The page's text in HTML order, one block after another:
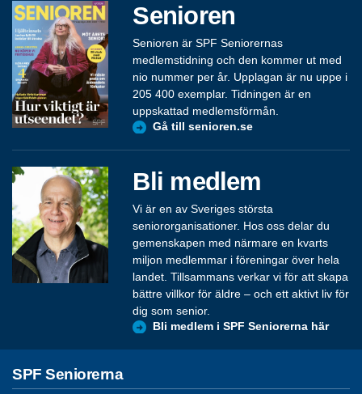
Senioren
Senioren är SPF Seniorernas
medlemstidning och den kommer ut med
nio nummer per år. Upplagan är nu uppe i
205 400 exemplar. Tidningen är en
uppskattad medlemsförmån.
Gå till senioren.se
Bli medlem
Vi är en av Sveriges största
seniororganisationer. Hos oss delar du
gemenskapen med närmare en kvarts
miljon medlemmar i föreningar över hela
landet. Tillsammans verkar vi för att skapa
bättre villkor för äldre – och ett aktivt liv för
dig som senior.
Bli medlem i SPF Seniorerna här
SPF Seniorerna